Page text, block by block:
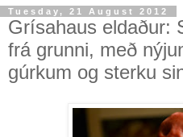
Tuesday, 21 August 2012
Grísahaus eldaður:
frá grunni, með
gúrkum og sterku